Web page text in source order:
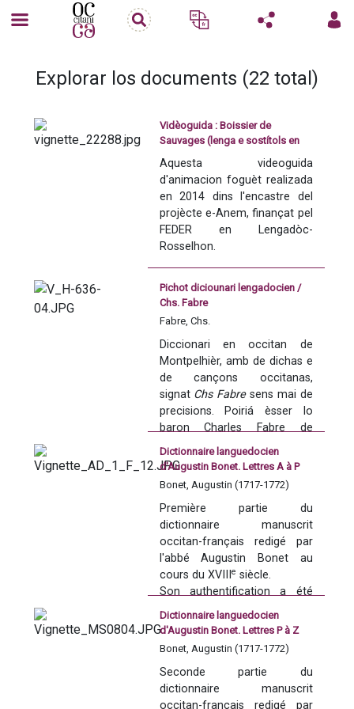
Explorar los documents (22 total)
Vidèoguida : Boissier de
Sauvages (lenga e sostítols en
occitan)
Aquesta videoguida
d'animacion foguèt realizada
en 2014 dins l'encastre del
projècte e-Anem, finançat pel
FEDER en Lengadòc-
Rosselhon.
Version occitana sostitolada
en occitan
Dictionnaire languedocien-
français de Pierre-Augustin
Boissier de Sauvages es una
de las òbras lexicograficas
occitanas las mai
importantas de las que
foguèron estampadas e
difusidas a l’epòca modèrna.
Es estat una aisina de trabalh
importanta pels escrivans de
mantun còp i fan referéncia
al sègle XIX. Es un dels
primièrs diccionaris e lexics
estampats de la lenga
occitana, anteriors a las doas
grandas entrepresas del sègle
XIX, lo Dictionnaire provençal-
français de Simon-Jude
Honnorat (Digne, 1846-1848)
de Frédéric Mistral (1878-
1886).
Pichot diciounari lengadocien /
Chs. Fabre
Fabre, Chs.
Diccionari en occitan de
Montpelhièr, amb de dichas e
de cançons occitanas,
signat Chs Fabre sens mai de
precisions. Poiriá èsser lo
baron Charles Fabre de
Roussac, pròche del felibre
montpelhierenc Albèrt
Arnavielle e membre tanben
coma èl del comitat d'Accion
francesa montpelhierenc.
Dictionnaire languedocien
d'Augustin Bonet. Lettres A à P
Bonet, Augustin (1717-1772)
Première partie du
dictionnaire manuscrit
occitan-français redigé par
l'abbé Augustin Bonet au
cours du XVIII
e siècle.
Son authentification a été
réalisée par Claire Torreilles
et François Pugnière.
Cette partie du dictionnaire,
réalisée en vue d'une édition,
est conservée par les
Dictionnaire languedocien
d'Augustin Bonet. Lettres P à Z
Bonet, Augustin (1717-1772)
Seconde partie du
dictionnaire manuscrit
occitan-français redigé par